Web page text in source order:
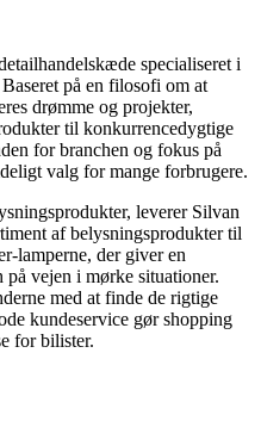
specialiseret i
på en filosofi om at
drømme og projekter,
til konkurrencedygtige
for branchen og fokus på
valg for mange forbrugere.
leverer Silvan
af belysningsprodukter til
lamperne, der giver en
vejen i mørke situationer.
med at finde de rigtige
kundeservice gør shopping
for bilister.